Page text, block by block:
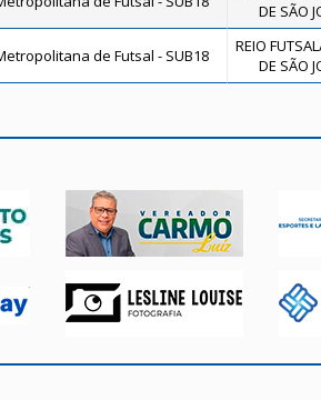
DE SÃO
de Futsal - SUB18
REIO
DE SÃO